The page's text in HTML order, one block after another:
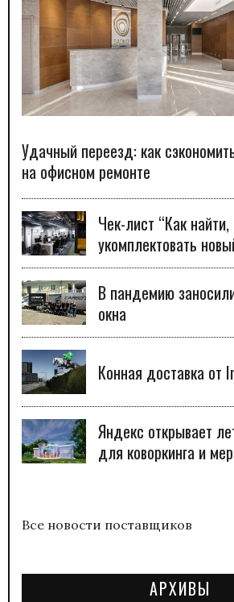
Удачный переезд: как
на офисном ремонте
Чек-лист “Как
укомплектовать
В пандемию
окна
Конная доставка от
Яндекс открывает
для коворкинга и
Все новости поставщиков
АРХИВЫ